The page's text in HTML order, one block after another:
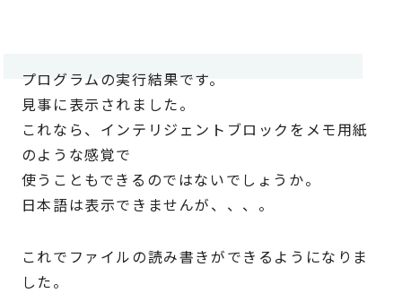
プログラムの実行結果です。
見事に表示されました。
これなら、インテリジェントブロックをメモ用紙
のような感覚で
使うこともできるのではないでしょうか。
日本語は表示できませんが、、、。
これでファイルの読み書きができるようになりま
した。